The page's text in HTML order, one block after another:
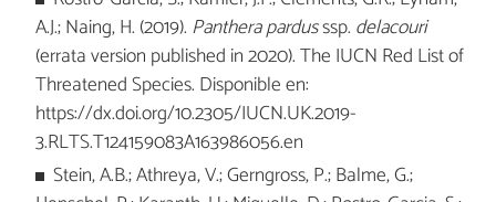
A.J.; Naing, H. (2019). Panthera pardusssp. delacouri
(errata version published in 2020). The IUCN Red List of
Threatened Species. Disponible en:
https://dx.doi.org/10.2305/IUCN.UK.2019-
3.RLTS.T124159083A163986056.en
Stein, A.B.; Athreya, V.; Gerngross, P.; Balme, G.;